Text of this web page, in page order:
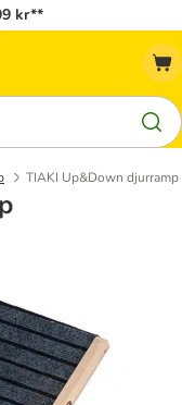
kr**
TIAKI Up&Down djurramp